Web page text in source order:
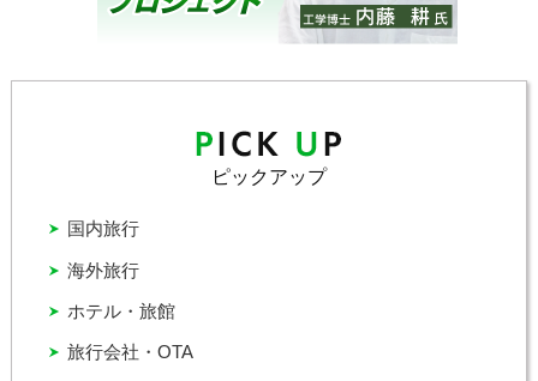
ピックアップ
ホテル・旅館
国内旅行
旅行会社・OTA
海外旅行